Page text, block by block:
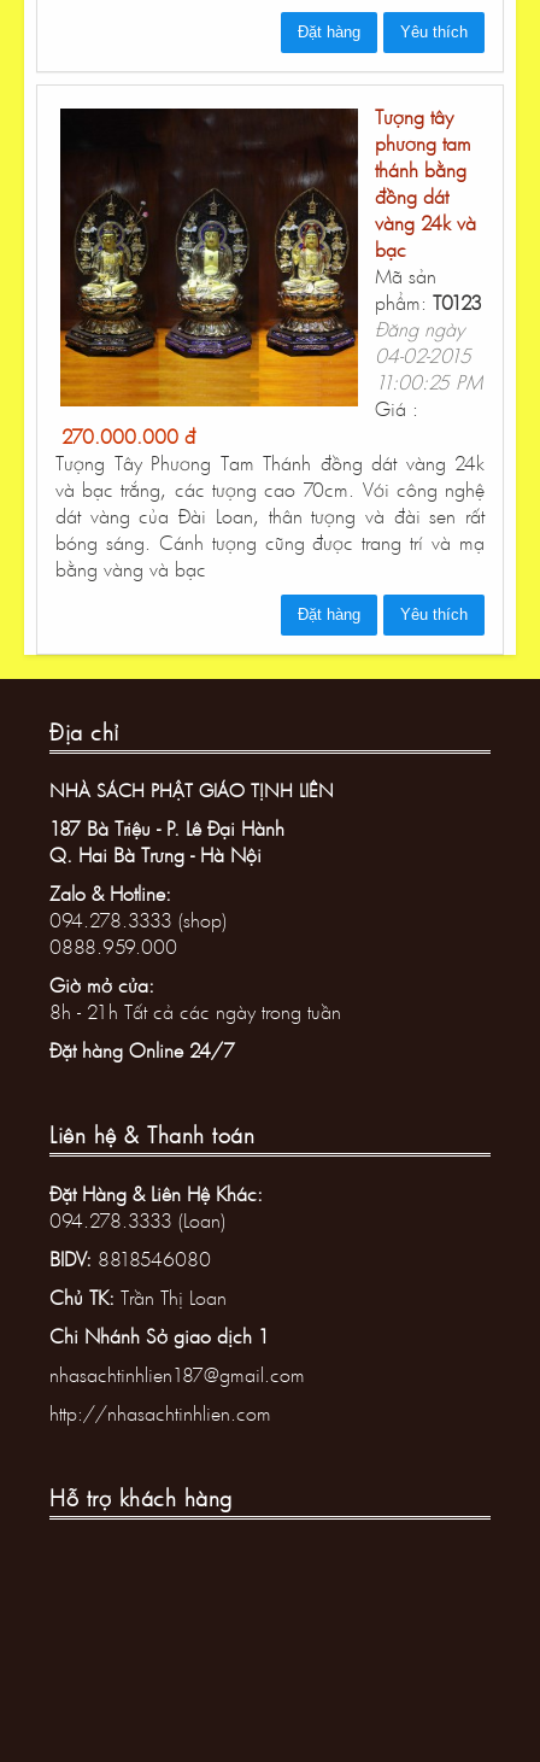
Đặt hàng Yêu thích
Tượng tây
phương tam
thánh bằng
đồng dát
vàng 24k và
bạc
Mã sản
phẩm: T0123
Đăng ngày
04-02-2015
11:00:25 PM
Giá :
270.000.000 đ
Tượng Tây Phương Tam Thánh đồng dát vàng 24k
và bạc trắng, các tượng cao 70cm. Với công nghệ
dát vàng của Đài Loan, thân tượng và đài sen rất
bóng sáng. Cánh tượng cũng được trang trí và mạ
bằng vàng và bạc
Đặt hàng Yêu thích
Địa chỉ
NHÀ SÁCH PHẬT GIÁO TỊNH LIÊN
187 Bà Triệu - P. Lê Đại Hành
Q. Hai Bà Trưng - Hà Nội
Zalo & Hotline:
094.278.3333 (shop)
0888.959.000
Giờ mở cửa:
8h - 21h Tất cả các ngày trong tuần
Đặt hàng Online 24/7
Liên hệ & Thanh toán
Đặt Hàng & Liên Hệ Khác:
094.278.3333 (Loan)
BIDV: 8818546080
Chủ TK: Trần Thị Loan
Chi Nhánh Sở giao dịch 1
nhasachtinhlien187@gmail.com
http://nhasachtinhlien.com
Hỗ trợ khách hàng